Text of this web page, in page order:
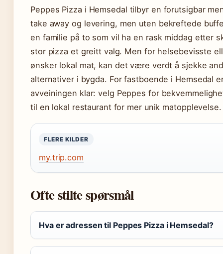
Peppes Pizza i Hemsedal tilbyr en forutsigbar
take away og levering, men uten bekreftede
en familie på to som vil ha en rask middag etter
stor pizza et greitt valg. Men for helsebevisste
ønsker lokal mat, kan det være verdt å sjekke
alternativer i bygda. For fastboende i Hemsedal
avveiningen klar: velg Peppes for
til en lokal restaurant for mer unik matopplevelse.
FLERE KILDER
my.trip.com
Ofte stilte spørsmål
Hva er adressen til Peppes Pizza i Hemsedal?